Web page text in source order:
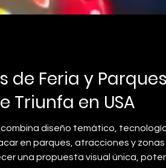
de Feria y
Triunfa en USA
diseño temático,
en parques, atracciones y zonas